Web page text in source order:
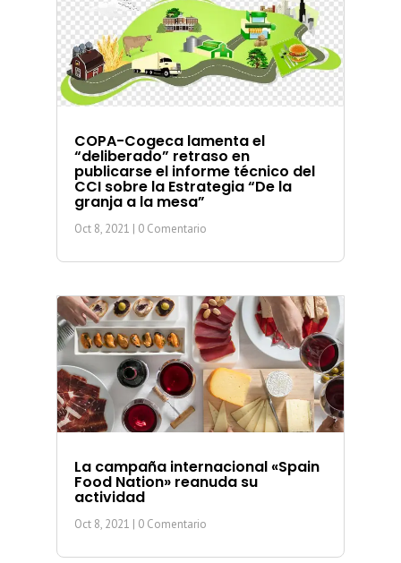
COPA-Cogeca lamenta el
“deliberado” retraso en
publicarse el informe técnico del
CCI sobre la Estrategia “De la
granja a la mesa”
Oct 8, 2021 | 0 Comentario
La campaña internacional «Spain
Food Nation» reanuda su
actividad
Oct 8, 2021 | 0 Comentario